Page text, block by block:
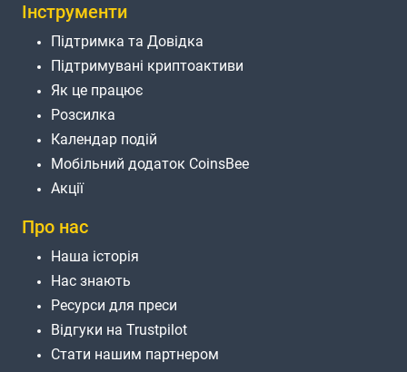
Інструменти
Підтримка та Довідка
Підтримувані криптоактиви
Як це працює
Розсилка
Календар подій
Мобільний додаток CoinsBee
Акції
Про нас
Наша історія
Нас знають
Ресурси для преси
Відгуки на Trustpilot
Стати нашим партнером